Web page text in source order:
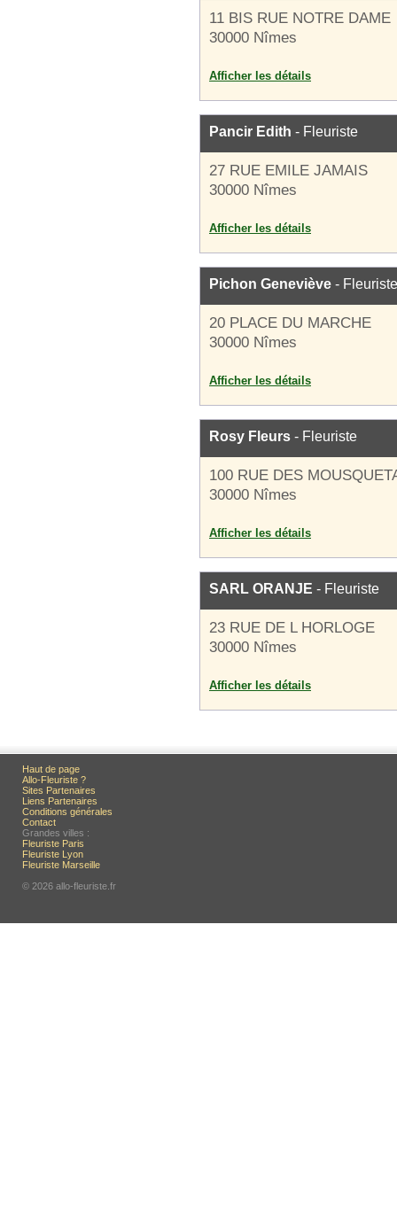
11 BIS RUE NOTRE DAME
30000 Nîmes
Afficher les détails
Pancir Edith - Fleuriste
27 RUE EMILE JAMAIS
30000 Nîmes
Afficher les détails
Pichon Geneviève - Fleuriste
20 PLACE DU MARCHE
30000 Nîmes
Afficher les détails
Rosy Fleurs - Fleuriste
100 RUE DES
30000 Nîmes
Afficher les détails
SARL ORANJE - Fleuriste
23 RUE DE L HORLOGE
30000 Nîmes
Afficher les détails
Haut de page
Allo-Fleuriste ?
Sites Partenaires
Liens Partenaires
Conditions générales
Contact
Grandes villes :
Fleuriste Paris
Fleuriste Lyon
Fleuriste Marseille
© 2026 allo-fleuriste.fr